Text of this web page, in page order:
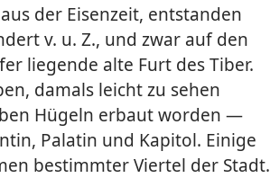
der Eisenzeit, entstanden
v. u. Z., und zwar auf den
liegende alte Furt des Tiber.
damals leicht zu sehen
Hügeln erbaut worden —
Palatin und Kapitol. Einige
bestimmter Viertel der Stadt.